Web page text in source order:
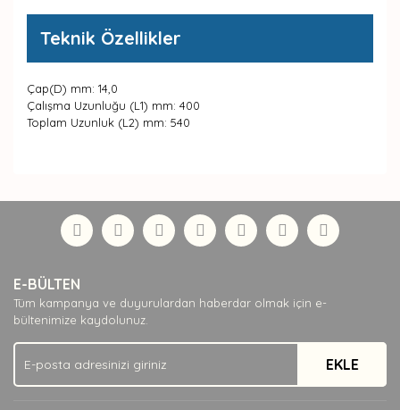
Teknik Özellikler
Çap(D) mm: 14,0
Çalışma Uzunluğu (L1) mm: 400
Toplam Uzunluk (L2) mm: 540
Yorum Yaz
formunu kullanarak tarafımıza iletebilirsiniz.
Görüş ve önerileriniz için teşekkür ederiz.
Ürün açıklamasında eksik bilgiler bulunuyor.
Ürün bilgilerinde hatalar bulunuyor.
Ürün fiyatı diğer sitelerden daha pahalı.
Bu ürüne benzer farklı alternatifler olmalı.
E-BÜLTEN
Tüm kampanya ve duyurulardan haberdar olmak için e-
bültenimize kaydolunuz.
EKLE